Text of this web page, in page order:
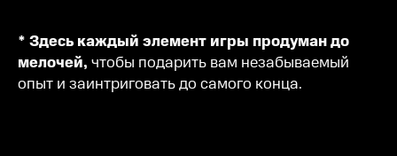
* Здесь каждый элемент игры продуман до
мелочей, чтобы подарить вам незабываемый
опыт и заинтриговать до самого конца.